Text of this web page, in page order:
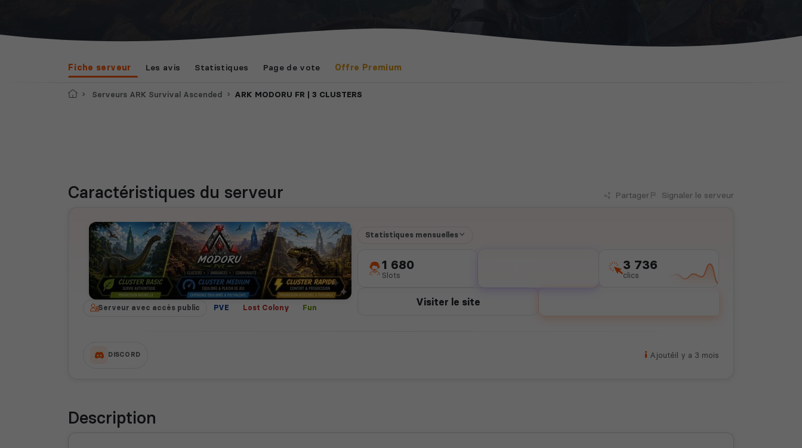
Fiche serveur Les avis Statistiques Page de vote Offre Premium
AccueilServeurs ARK Survival Ascended ARK MODORU FR | 3 CLUSTERS
Caractéristiques du serveur Partager Signaler le serveur
Serveur avec accès public PVE Lost Colony Fun
Statistiques mensuelles
1 680
Slots
3 736
clics
Visiter le site
DISCORD Ajoutéil y a 3 mois
Description